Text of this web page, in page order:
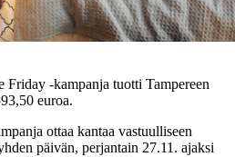
Friday -kampanja tuotti Tampereen
euroa.
ottaa kantaa vastuulliseen
päivän, perjantain 27.11. ajaksi